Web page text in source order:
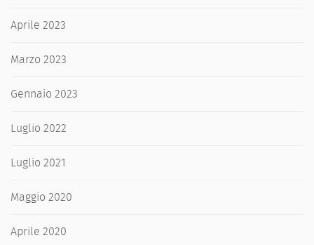
Aprile 2023
Marzo 2023
Gennaio 2023
Luglio 2022
Luglio 2021
Maggio 2020
Aprile 2020